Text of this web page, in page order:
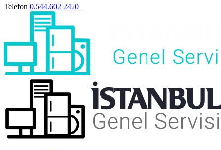
Telefon 0.544.602 2420